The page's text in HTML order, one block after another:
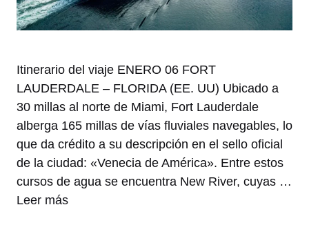
Itinerario del viaje ENERO 06 FORT
LAUDERDALE – FLORIDA (EE. UU) Ubicado a
30 millas al norte de Miami, Fort Lauderdale
alberga 165 millas de vías fluviales navegables, lo
que da crédito a su descripción en el sello oficial
de la ciudad: «Venecia de América». Entre estos
cursos de agua se encuentra New River, cuyas …
Leer más